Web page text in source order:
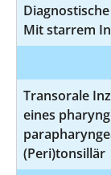
Mit starrem
Transorale
eines
(Peri)tonsillär